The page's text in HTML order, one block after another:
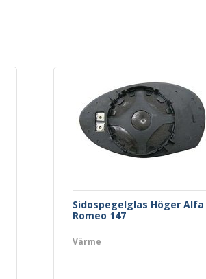
Sidospegelglas Höger Alfa
Romeo 147
Värme